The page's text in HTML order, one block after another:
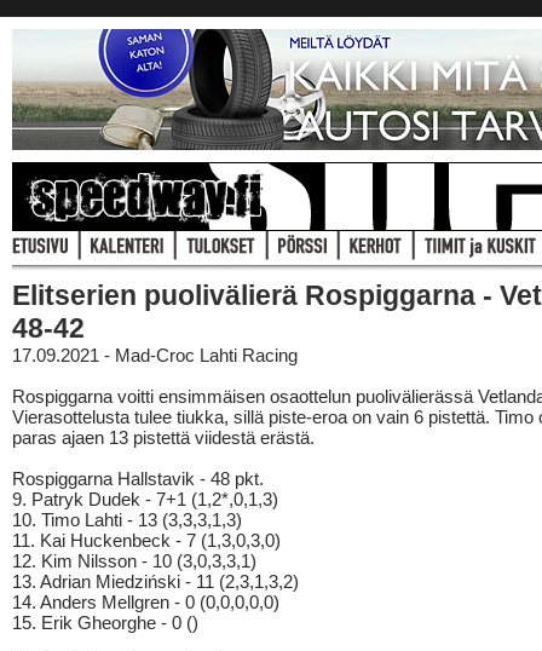
Elitserien puolivälierä Rospiggarna -
48-42
17.09.2021 - Mad-Croc Lahti Racing
Rospiggarna voitti ensimmäisen osaottelun puolivälierässä
Vierasottelusta tulee tiukka, sillä piste-eroa on vain 6 pistettä. Timo
paras ajaen 13 pistettä viidestä erästä.
Rospiggarna Hallstavik - 48 pkt.
9. Patryk Dudek - 7+1 (1,2*,0,1,3)
10. Timo Lahti - 13 (3,3,3,1,3)
11. Kai Huckenbeck - 7 (1,3,0,3,0)
12. Kim Nilsson - 10 (3,0,3,3,1)
13. Adrian Miedziński - 11 (2,3,1,3,2)
14. Anders Mellgren - 0 (0,0,0,0,0)
15. Erik Gheorghe - 0 ()